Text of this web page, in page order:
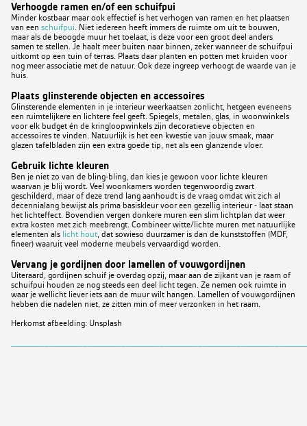
Verhoogde ramen en/of een schuifpui
Minder kostbaar maar ook effectief is het verhogen van ramen en het plaatsen
van een schuifpui. Niet iedereen heeft immers de ruimte om uit te bouwen,
maar als de beoogde muur het toelaat, is deze voor een groot deel anders
samen te stellen. Je haalt meer buiten naar binnen, zeker wanneer de schuifpui
uitkomt op een tuin of terras. Plaats daar planten en potten met kruiden voor
nog meer associatie met de natuur. Ook deze ingreep verhoogt de waarde van je
huis.
Plaats glinsterende objecten en accessoires
Glinsterende elementen in je interieur weerkaatsen zonlicht, hetgeen eveneens
een ruimtelijkere en lichtere feel geeft. Spiegels, metalen, glas, in woonwinkels
voor elk budget én de kringloopwinkels zijn decoratieve objecten en
accessoires te vinden. Natuurlijk is het een kwestie van jouw smaak, maar
glazen tafelbladen zijn een extra goede tip, net als een glanzende vloer.
Gebruik lichte kleuren
Ben je niet zo van de bling-bling, dan kies je gewoon voor lichte kleuren
waarvan je blij wordt. Veel woonkamers worden tegenwoordig zwart
geschilderd, maar of deze trend lang aanhoudt is de vraag omdat wit zich al
decennialang bewijst als prima basiskleur voor een gezellig interieur - laat staan
het lichteffect. Bovendien vergen donkere muren een slim lichtplan dat weer
extra kosten met zich meebrengt. Combineer witte/lichte muren met natuurlijke
elementen als licht hout, dat sowieso duurzamer is dan de kunststoffen (MDF,
fineer) waaruit veel moderne meubels vervaardigd worden.
Vervang je gordijnen door lamellen of vouwgordijnen
Uiteraard, gordijnen schuif je overdag opzij, maar aan de zijkant van je raam of
schuifpui houden ze nog steeds een deel licht tegen. Ze nemen ook ruimte in
waar je wellicht liever iets aan de muur wilt hangen. Lamellen of vouwgordijnen
hebben die nadelen niet, ze zitten min of meer verzonken in het raam.
Herkomst afbeelding: Unsplash